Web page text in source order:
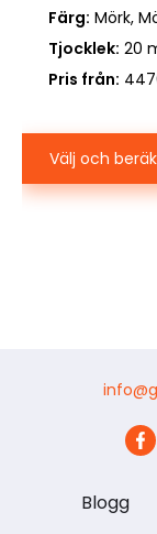
Färg: Mörk,
Tjocklek: 20
Pris från:
Välj och
Blogg